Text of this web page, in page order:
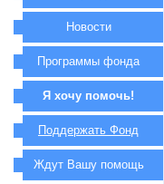
Новости
Программы фонда
Я хочу помочь!
Поддержать Фонд
Ждут Вашу помощь